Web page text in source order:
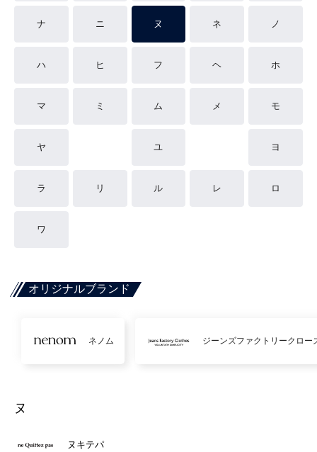
ナ ニ ヌ ネ ノ
ハ ヒ フ ヘ ホ
マ ミ ム メ モ
ヤ ユ ヨ
ラ リ ル レ ロ
ワ
オリジナルブランド
ネノム ジーンズファクトリークロー
ヌ
ヌキテパ